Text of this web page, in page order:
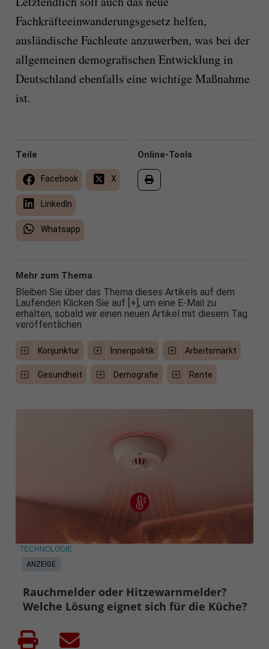
Fachkräfteeinwanderungsgesetz helfen,
ausländische Fachleute anzuwerben, was bei der
allgemeinen demografischen Entwicklung in
Deutschland ebenfalls eine wichtige Maßnahme
ist.
Online-Tools
Teile
Facebook X
LinkedIn
Whatsapp
Mehr zum Thema
Bleiben Sie über das Thema dieses Artikels auf dem
Laufenden Klicken Sie auf [+], um eine E-Mail zu
erhalten, sobald wir einen neuen Artikel mit diesem Tag
veröffentlichen
Konjunktur Innenpolitik Arbeitsmarkt
Gesundheit Demografie Rente
ANZEIGE
TECHNOLOGIE
Rauchmelder oder Hitzewarnmelder?
Welche Lösung eignet sich für die Küche?